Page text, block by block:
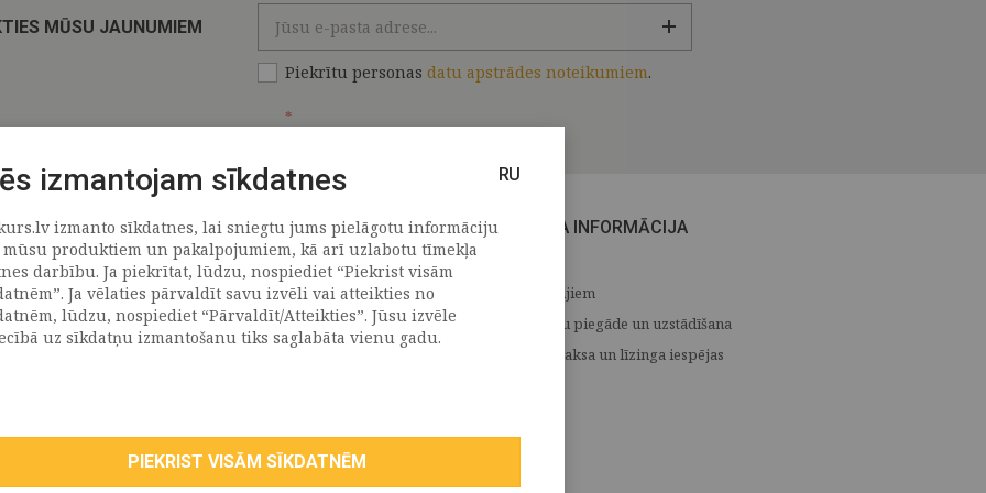
MŪSU JAUNUMIEM
Piekrītu personas datu apstrādes noteikumiem.
*
PAR MUMS
Uzņēmums
Vēsture
Kontakti
CITA INFORMĀCIJA
Medijiem
Preču piegāde un uzstādīšana
Apmaksa un līzinga iespējas
izmantojam sīkdatnes RU
izmanto sīkdatnes, lai sniegtu jums pielāgotu informāciju
produktiem un pakalpojumiem, kā arī uzlabotu tīmekļa
darbību. Ja piekrītat, lūdzu, nospiediet “Piekrist visām
Ja vēlaties pārvaldīt savu izvēli vai atteikties no
lūdzu, nospiediet “Pārvaldīt/Atteikties”. Jūsu izvēle
uz sīkdatņu izmantošanu tiks saglabāta vienu gadu.
PIEKRIST VISĀM SĪKDATNĒM